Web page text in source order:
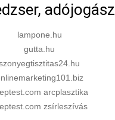
adójogász
lampone.hu
gutta.hu
arcplasztika
zsírleszívás